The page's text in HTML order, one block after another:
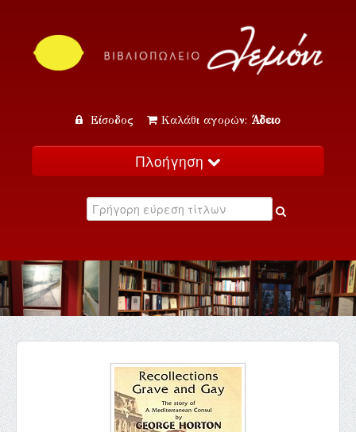
Είσοδος Καλάθι αγορών: Άδειο
Πλοήγηση
Κατάλογος
Εκδηλώσεις
Επικοινωνία